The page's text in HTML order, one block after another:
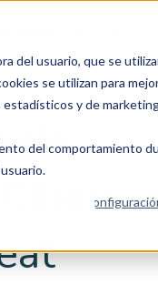
del usuario, que se
se utilizan para
y de
del comportamiento
de